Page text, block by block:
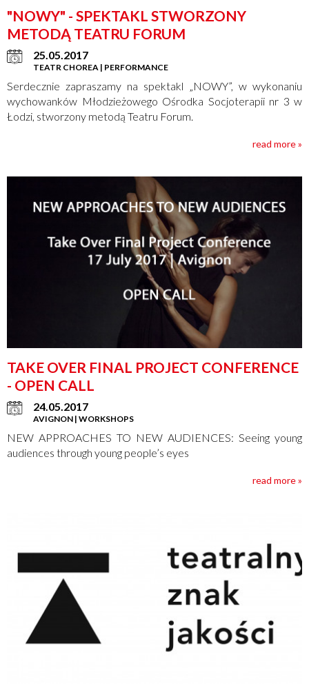
"NOWY" - SPEKTAKL STWORZONY
METODĄ TEATRU FORUM
25.05.2017
TEATR CHOREA | PERFORMANCE
Serdecznie zapraszamy na spektakl „NOWY”, w wykonaniu
wychowanków Młodzieżowego Ośrodka Socjoterapii nr 3 w
Łodzi, stworzony metodą Teatru Forum.
read more »
TAKE OVER FINAL PROJECT CONFERENCE
- OPEN CALL
24.05.2017
AVIGNON | WORKSHOPS
NEW APPROACHES TO NEW AUDIENCES: Seeing young
audiences through young people’s eyes
read more »